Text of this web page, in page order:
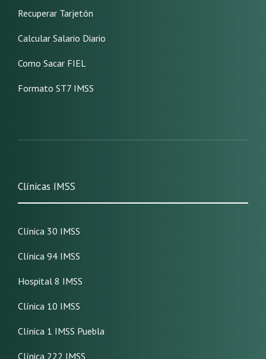
Recuperar Tarjetón
Calcular Salario Diario
Como Sacar FIEL
Formato ST7 IMSS
Clínicas IMSS
Clínica 30 IMSS
Clínica 94 IMSS
Hospital 8 IMSS
Clínica 10 IMSS
Clínica 1 IMSS Puebla
Clínica 222 IMSS